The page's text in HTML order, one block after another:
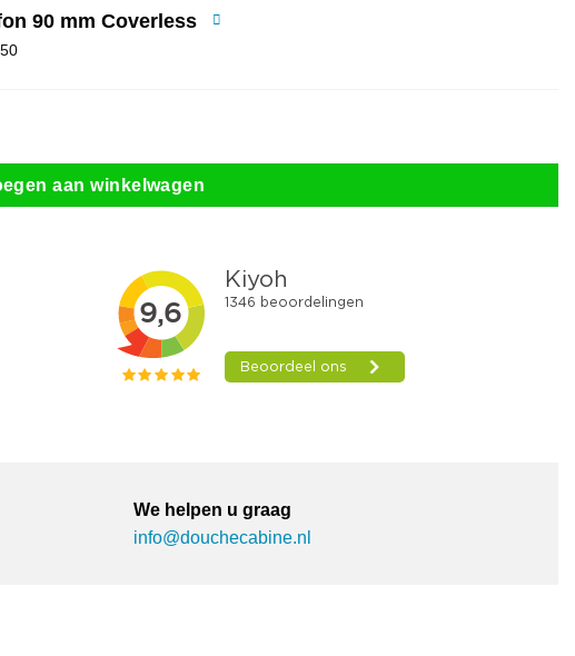
90 mm Coverless
aan winkelwagen
We helpen u graag
info@douchecabine.nl